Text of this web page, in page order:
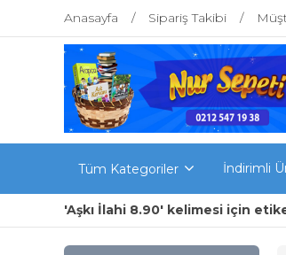
Anasayfa Sipariş Takibi
Tüm Kategoriler İndirimli
'Aşkı İlahi 8.90' kelimesi için